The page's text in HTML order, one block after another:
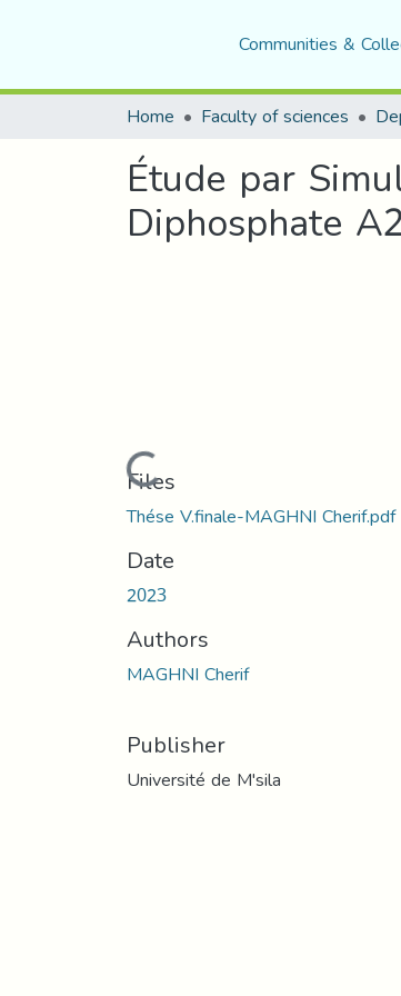
Communities &
Home Faculty of sciences
Étude par
Diphosphate
Loading...
Files
Thése V.finale-MAGHNI Cherif.pdf
Date
2023
Authors
MAGHNI Cherif
Publisher
Université de M'sila